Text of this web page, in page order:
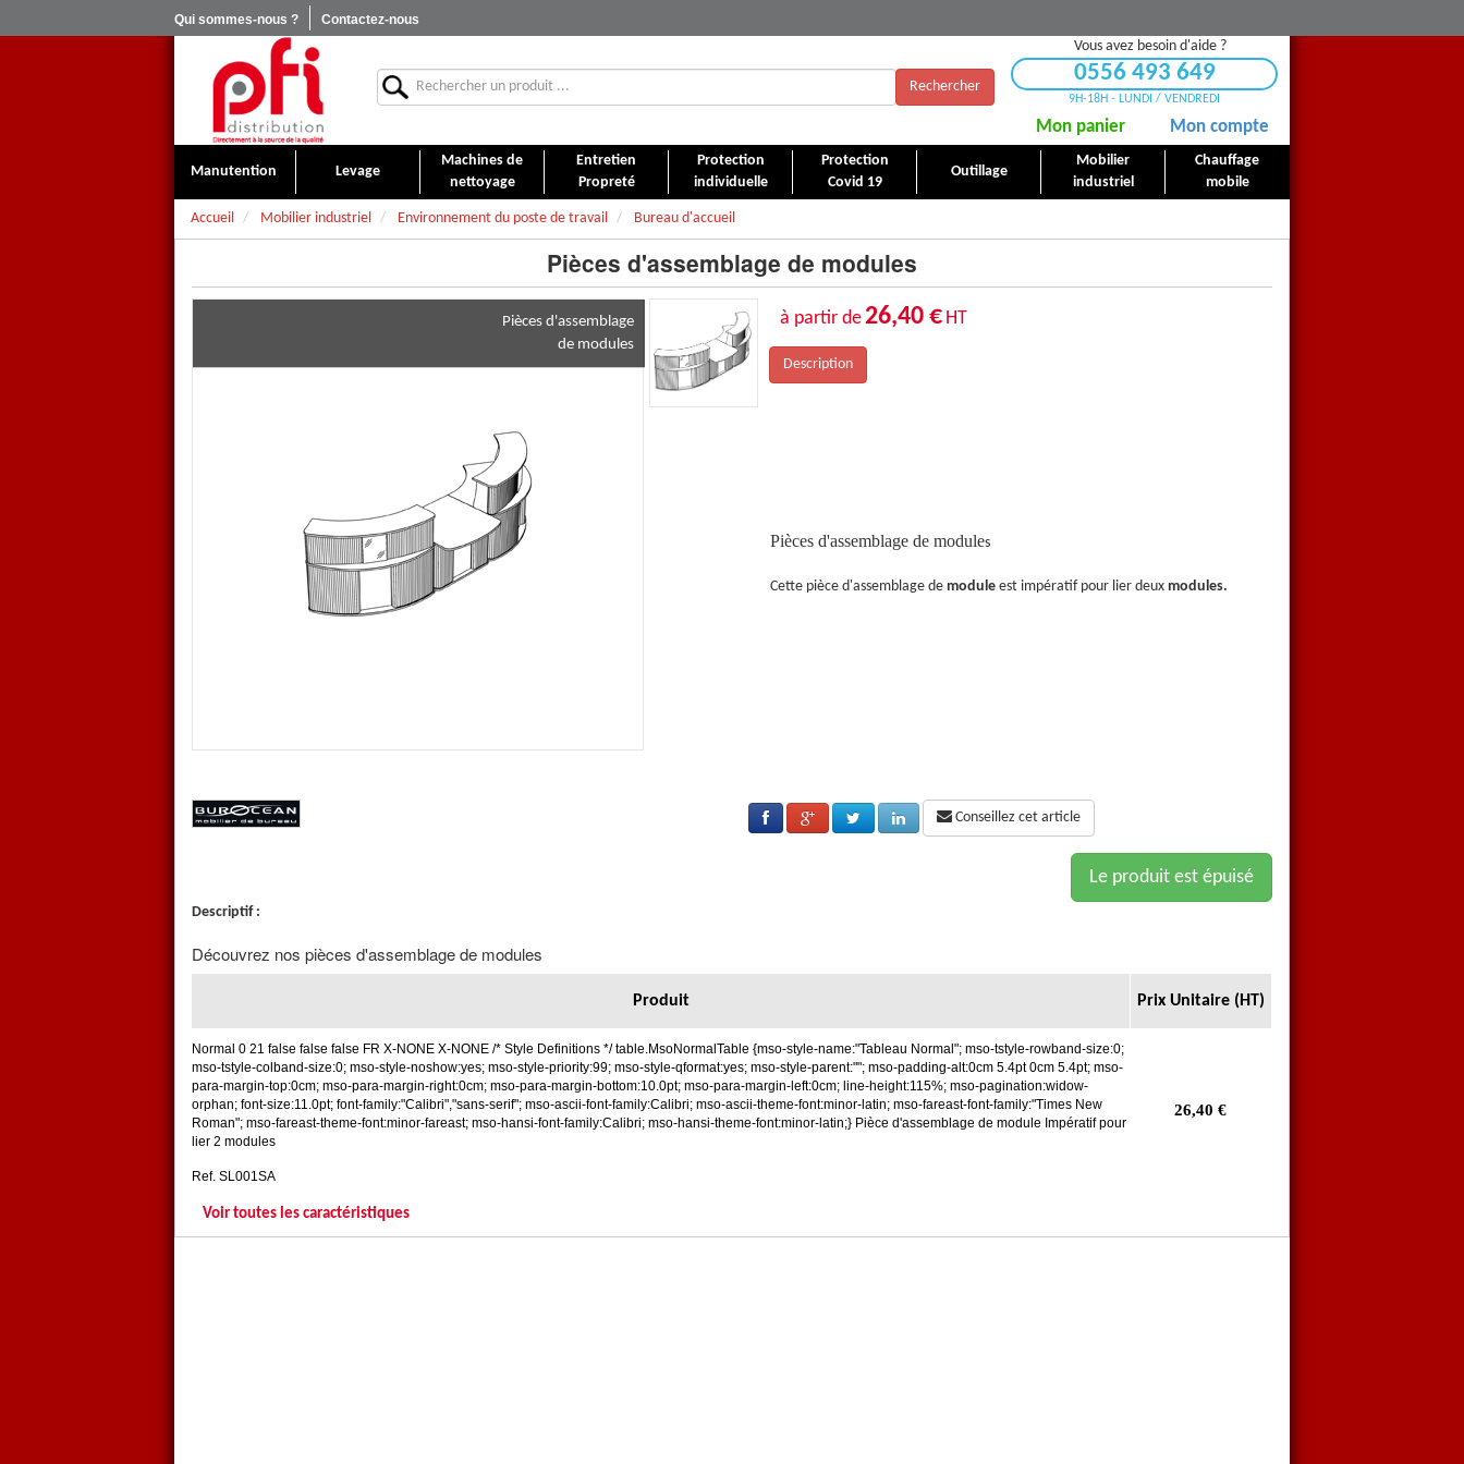
Qui sommes-nous ? Contactez-nous
Rechercher
Vous avez besoin d'aide ?
0556 493 649
9H-18H - LUNDI / VENDREDI
Mon panier Mon compte
Manutention Levage
Machines de
nettoyage
Entretien
Propreté
Protection
individuelle
Protection
Covid 19
Outillage
Mobilier
industriel
Chauffage
mobile
Accueil Mobilier industriel Environnement du poste de travail Bureau d'accueil
Pièces d'assemblage de modules
Pièces d'assemblage
de modules
à partir de26,40 € HT
Description
Pièces d'assemblage de modules
Cette pièce d'assemblage demodule
Pièces d'assemblage de modules
Cette pièce d'assemblage de module est impératif pour lier deux modules.
Conseillez cet article
Le produit est épuisé
Descriptif :
Découvrez nos pièces d'assemblage de modules
Produit Prix Unitaire (HT)
Normal 0 21 false false false FR X-NONE X-NONE /* Style Definitions */ table.MsoNormalTable {mso-style-name:"Tableau Normal"; mso-tstyle-rowband-size:0;
mso-tstyle-colband-size:0; mso-style-noshow:yes; mso-style-priority:99; mso-style-qformat:yes; mso-style-parent:""; mso-padding-alt:0cm 5.4pt 0cm 5.4pt; mso-
para-margin-top:0cm; mso-para-margin-right:0cm; mso-para-margin-bottom:10.0pt; mso-para-margin-left:0cm; line-height:115%; mso-pagination:widow-
orphan; font-size:11.0pt; font-family:"Calibri","sans-serif"; mso-ascii-font-family:Calibri; mso-ascii-theme-font:minor-latin; mso-fareast-font-family:"Times New
Roman"; mso-fareast-theme-font:minor-fareast; mso-hansi-font-family:Calibri; mso-hansi-theme-font:minor-latin;} Pièce d'assemblage de module Impératif pour
lier 2 modules
Ref. SL001SA
26,40 €
Voir toutes les caractéristiques